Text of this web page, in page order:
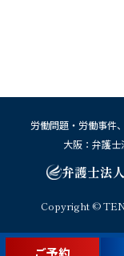
ご予約
労働問題・労働事件
大阪：弁護士
弁護士法
Copyright ©